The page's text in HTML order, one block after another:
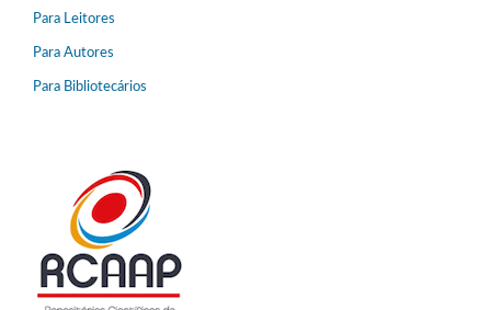
Para Leitores
Para Autores
Para Bibliotecários